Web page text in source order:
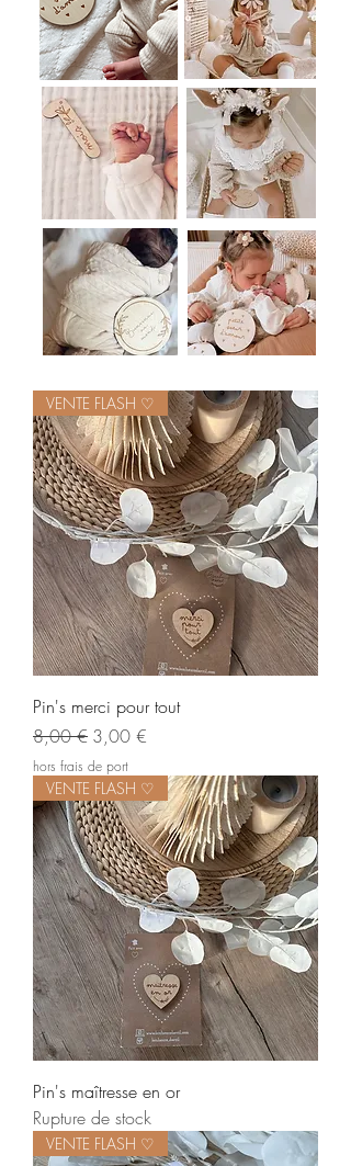
VENTE FLASH ♡
Pin's merci pour tout
Prix original
8,00 € Prix promotionnel
3,00 €
hors frais de port
VENTE FLASH ♡
Pin's maîtresse en or
Rupture de stock
VENTE FLASH ♡